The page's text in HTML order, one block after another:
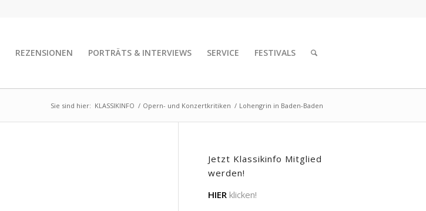
REZENSIONEN PORTRÄTS & INTERVIEWS SERVICE FESTIVALS
Sie sind hier: KLASSIKINFO / Opern- und Konzertkritiken / Lohengrin in Baden-Baden
Jetzt Klassikinfo Mitglied
werden!
HIER klicken!